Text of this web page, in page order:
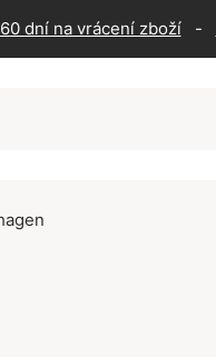
60 dní na vrácení zboží -